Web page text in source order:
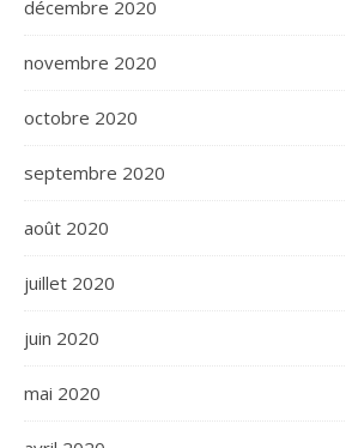
décembre 2020
novembre 2020
octobre 2020
septembre 2020
août 2020
juillet 2020
juin 2020
mai 2020